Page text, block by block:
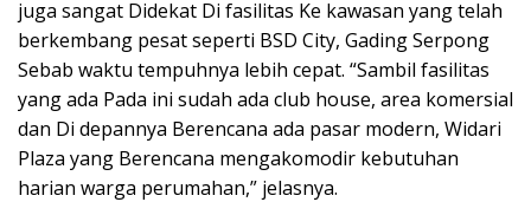
juga sangat Didekat Di fasilitas Ke kawasan yang telah
berkembang pesat seperti BSD City, Gading Serpong
Sebab waktu tempuhnya lebih cepat. “Sambil fasilitas
yang ada Pada ini sudah ada club house, area komersial
dan Di depannya Berencana ada pasar modern, Widari
Plaza yang Berencana mengakomodir kebutuhan
harian warga perumahan,” jelasnya.